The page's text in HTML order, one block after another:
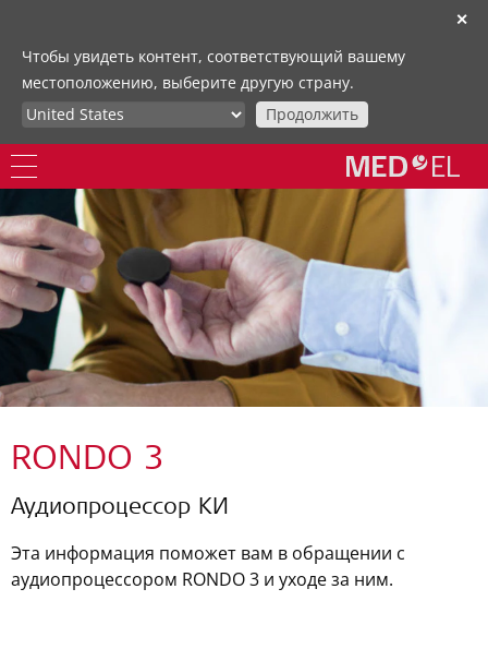
✕
Чтобы увидеть контент, соответствующий вашему
местоположению, выберите другую страну.
Продолжить
RONDO 3
Аудиопроцессор КИ
Эта информация поможет вам в обращении с
аудиопроцессором RONDO 3 и уходе за ним.